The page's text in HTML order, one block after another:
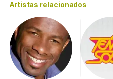
Artistas relacionados